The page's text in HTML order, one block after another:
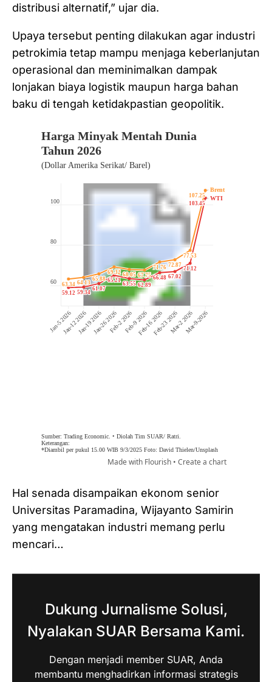
distribusi alternatif,” ujar dia.
Upaya tersebut penting dilakukan agar industri
petrokimia tetap mampu menjaga keberlanjutan
operasional dan meminimalkan dampak
lonjakan biaya logistik maupun harga bahan
baku di tengah ketidakpastian geopolitik.
Hal senada disampaikan ekonom senior
Universitas Paramadina, Wijayanto Samirin
yang mengatakan industri memang perlu
mencari…
Dukung Jurnalisme Solusi,
Nyalakan SUAR Bersama Kami.
Dengan menjadi member SUAR, Anda
membantu menghadirkan informasi strategis